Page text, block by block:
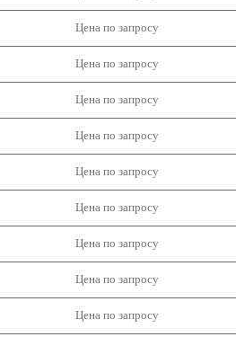
Цена по запросу
Цена по запросу
Цена по запросу
Цена по запросу
Цена по запросу
Цена по запросу
Цена по запросу
Цена по запросу
Цена по запросу